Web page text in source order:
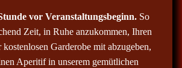
vor Veranstaltungsbeginn. So
Zeit, in Ruhe anzukommen, Ihren
Garderobe mit abzugeben,
Aperitif in unserem gemütlichen